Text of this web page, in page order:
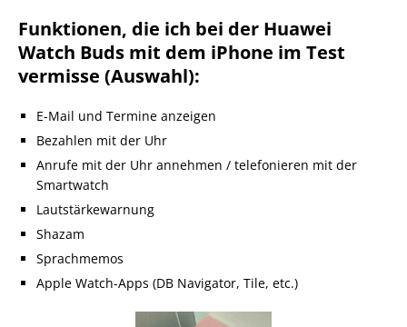
Funktionen, die ich bei der Huawei
Watch Buds mit dem iPhone im Test
vermisse (Auswahl):
E-Mail und Termine anzeigen
Bezahlen mit der Uhr
Anrufe mit der Uhr annehmen / telefonieren mit der
Smartwatch
Lautstärkewarnung
Shazam
Sprachmemos
Apple Watch-Apps (DB Navigator, Tile, etc.)